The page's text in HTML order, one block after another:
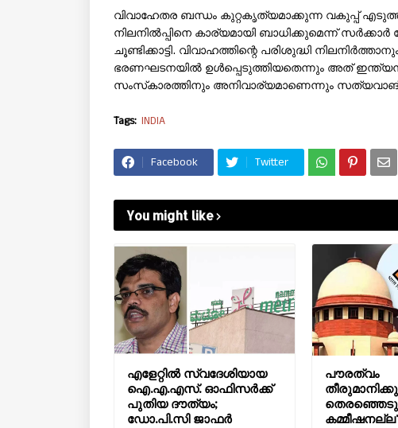
വിവാഹേതര ബന്ധം കുറ്റകൃത്യമാക്കുന്ന വകുപ്പ്
നിലനില്‍പ്പിനെ കാര്യമായി ബാധിക്കുമെന്ന്
ചൂണ്ടിക്കാട്ടി. വിവാഹത്തിന്റെ പരിശുദ്ധി
ഭരണഘടനയില്‍ ഉള്‍പ്പെടുത്തിയതെന്നും അത്
സംസ്‌കാരത്തിനും അനിവാര്യമാണെന്നും
Tags: INDIA
Facebook Twitter
You might like
എളേറ്റിൽ സ്വദേശിയായ
ഐ.എ.എസ്. ഓഫിസർക്ക്
പുതിയ ദൗത്യം;
ഡോ.പി.സി ജാഫർ
പൗരത്വം